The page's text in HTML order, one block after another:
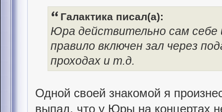
Галактика писал(а):
Юра действительно сам себе
правило включен зал через
проходах и т.д.
Одной своей знакомой я
выпад, что у Юры на концертах